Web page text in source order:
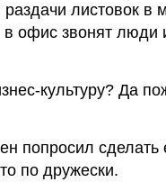
листовок в
в офис звонят люди
культуру? Да
попросил сделать
по дружески.